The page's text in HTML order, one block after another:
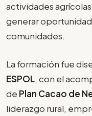
actividades
generar
comunidades.
La formación fue
ESPOL, con el
de Plan Cacao de
liderazgo rural,